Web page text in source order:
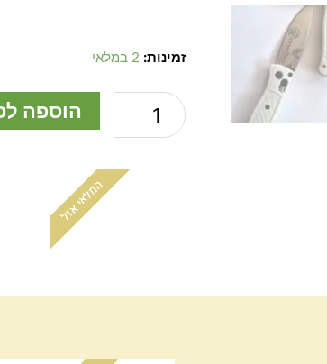
זמינות: 2 במלאי
כמות
סכין
שפיפון,
מהדורה
הוספה
המלאי אזל